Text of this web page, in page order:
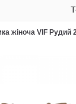
жіноча VIF Рудий